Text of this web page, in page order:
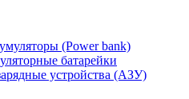
(Power bank)
батарейки
устройства (АЗУ)